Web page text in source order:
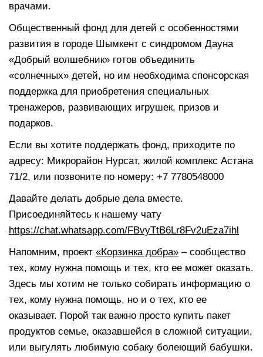
врачами.
Общественный фонд для детей с особенностями
развития в городе Шымкент с синдромом Дауна
«Добрый волшебник» готов объединить
«солнечных» детей, но им необходима спонсорская
поддержка для приобретения специальных
тренажеров, развивающих игрушек, призов и
подарков.
Если вы хотите поддержать фонд, приходите по
адресу: Микрорайон Нурсат, жилой комплекс Астана
71/2, или позвоните по номеру: +7 7780548000
Давайте делать добрые дела вместе.
Присоединяйтесь к нашему чату
https://chat.whatsapp.com/FBvyTtB6Lr8Fv2uEza7ihl
Напомним, проект «Корзинка добра» – сообщество
тех, кому нужна помощь и тех, кто ее может оказать.
Здесь мы хотим не только собирать информацию о
тех, кому нужна помощь, но и о тех, кто ее
оказывает. Порой так важно просто купить пакет
продуктов семье, оказавшейся в сложной ситуации,
или выгулять любимую собаку болеющий бабушки.